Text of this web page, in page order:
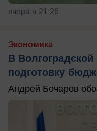
вчера в 21:26
Экономика
В
подготовку
Андрей Бочаров